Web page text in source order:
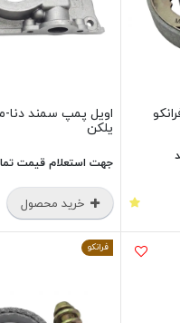
یلکن
جهت استعلام قیمت
خرید محصول
فرانکو